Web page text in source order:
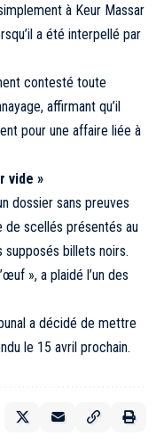
à Keur Massar
a été interpellé par
contesté toute
affirmant qu’il
pour une affaire liée à
vide »
dossier sans preuves
de scellés présentés au
supposés billets noirs.
», a plaidé l’un des
a décidé de mettre
le 15 avril prochain.